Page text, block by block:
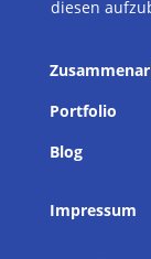
diesen
Portfolio
Blog
Impressum